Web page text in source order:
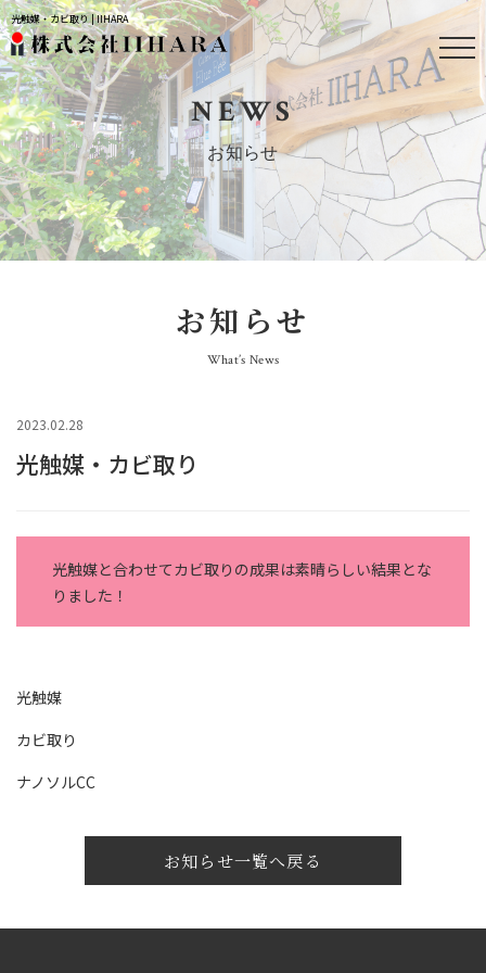
光触媒・カビ取り | IIHARA
NEWS
お知らせ
お知らせ
What’s News
2023.02.28
光触媒・カビ取り
光触媒と合わせてカビ取りの成果は素晴らしい結果とな
りました！
光触媒
カビ取り
ナノソルCC
お知らせ一覧へ戻る